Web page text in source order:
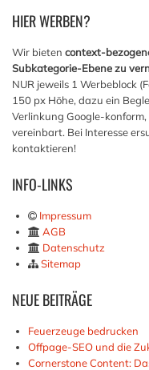
HIERWERBEN?
Wir bieten context-
Subkategorie-Ebene zu
NUR jeweils 1 Werbeblock
150 px Höhe, dazu ein
Verlinkung Google-
vereinbart. Bei Interesse
kontaktieren!
INFO-LINKS
Impressum
AGB
Datenschutz
Sitemap
NEUEBEITRÄGE
Feuerzeuge bedrucken
Offpage-SEO und die
Cornerstone Content: